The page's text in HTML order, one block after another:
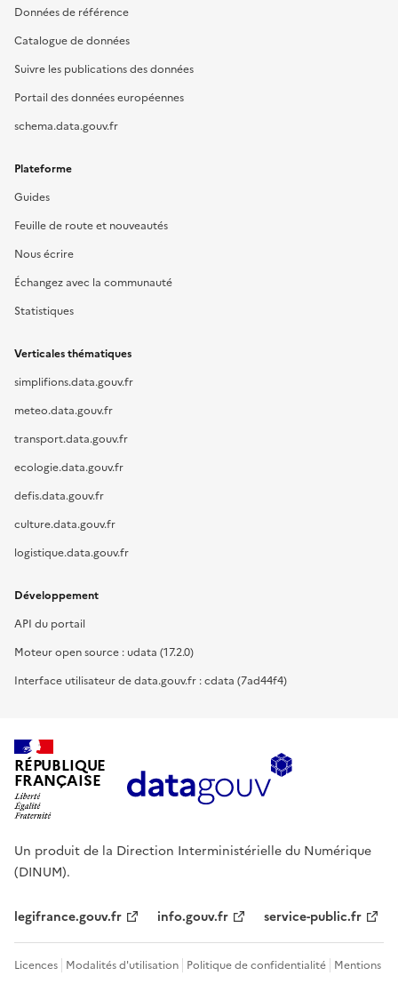
Données de référence
Catalogue de données
Suivre les publications des données
Portail des données européennes
schema.data.gouv.fr
Plateforme
Guides
Feuille de route et nouveautés
Nous écrire
Échangez avec la communauté
Statistiques
Verticales thématiques
simplifions.data.gouv.fr
meteo.data.gouv.fr
transport.data.gouv.fr
ecologie.data.gouv.fr
defis.data.gouv.fr
culture.data.gouv.fr
logistique.data.gouv.fr
Développement
API du portail
Moteur open source : udata (17.2.0)
Interface utilisateur de data.gouv.fr : cdata (7ad44f4)
RÉPUBLIQUE
FRANÇAISE
Un produit de la Direction Interministérielle du Numérique
(DINUM).
legifrance.gouv.fr info.gouv.fr service-public.fr
Licences Modalités d'utilisation Politique de confidentialité Mentions